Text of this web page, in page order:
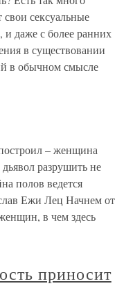
сексуальные
и даже с более ранних
в существовании
в обычном смысле
– женщина
разрушить не
полов ведется
Ежи Лец Начнем от
в чем здесь
приносит